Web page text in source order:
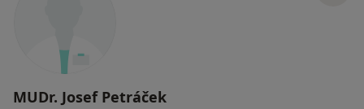
MUDr. Josef Petráček